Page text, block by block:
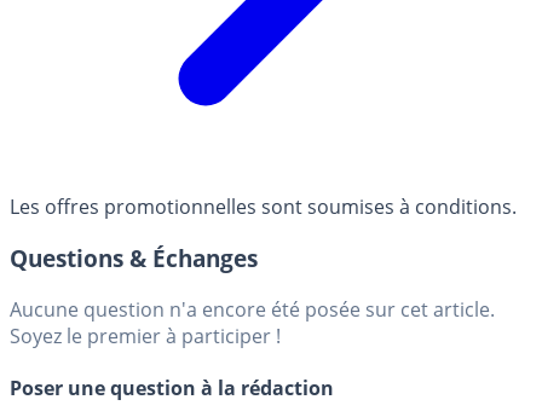
Les offres promotionnelles sont soumises à conditions.
Questions & Échanges
Aucune question n'a encore été posée sur cet article.
Soyez le premier à participer !
Poser une question à la rédaction